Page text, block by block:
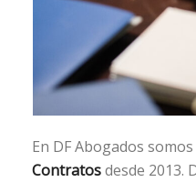
En DF Abogados somos
Contratosdesde 2013.